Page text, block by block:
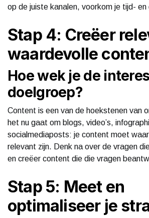
op de juiste kanalen, voorkom je tijd- en
Stap 4: Creëer
waardevolle
Hoe wek je de
doelgroep?
Content is een van de hoekstenen van
het nu gaat om blogs, video’s,
socialmediaposts: je content moet
relevant zijn. Denk na over de vragen
en creëer content die die vragen
Stap 5: Meet en
optimaliseer je